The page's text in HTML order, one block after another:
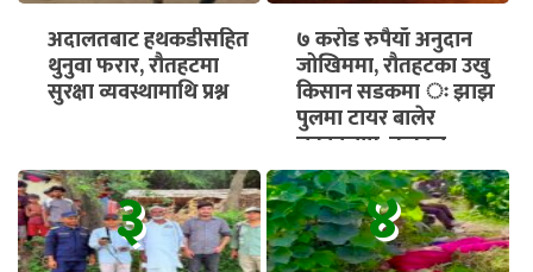
अदालतबाट हथकडीसहित
थुनुवा फरार, रौतहटमा
सुरक्षा व्यवस्थामाथि प्रश्न
७ करोड रुपैयाँ अनुदान
जोखिममा, रौतहटका उखु
किसान सडकमा ः झाझ
पुलमा टायर बालेर
चक्काजाम, तत्काल
भुक्तानी सुनिश्चित गर्न माग
३ ४